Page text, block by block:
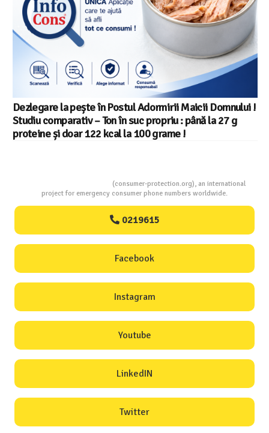
Dezlegare la pește în Postul Adormirii Maicii Domnului !
Studiu comparativ – Ton în suc propriu : până la 27 g
proteine și doar 122 kcal la 100 grame !
(consumer-protection.org), an international
project for emergency consumer phone numbers worldwide.
0219615
Facebook
Instagram
Youtube
LinkedIN
Twitter